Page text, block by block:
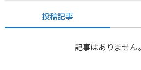
投稿記事
記事はありません。